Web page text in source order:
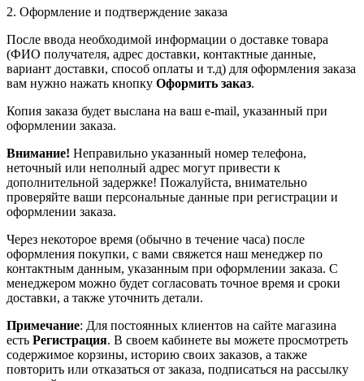
2. Оформление и подтверждение заказа
После ввода необходимой информации о доставке товара
(ФИО получателя, адрес доставки, контактные данные,
вариант доставки, способ оплаты и т.д) для оформления заказа
вам нужно нажать кнопку Оформить заказ.
Копия заказа будет выслана на ваш e-mail, указанный при
оформлении заказа.
Внимание! Неправильно указанный номер телефона,
неточный или неполный адрес могут привести к
дополнительной задержке! Пожалуйста, внимательно
проверяйте ваши персональные данные при регистрации и
оформлении заказа.
Через некоторое время (обычно в течение часа) после
оформления покупки, с вами свяжется наш менеджер по
контактным данным, указанным при оформлении заказа. С
менеджером можно будет согласовать точное время и сроки
доставки, а также уточнить детали.
Примечание: Для постоянных клиентов на сайте магазина
есть Регистрация. В своем кабинете вы можете просмотреть
содержимое корзины, историю своих заказов, а также
повторить или отказаться от заказа, подписаться на рассылку